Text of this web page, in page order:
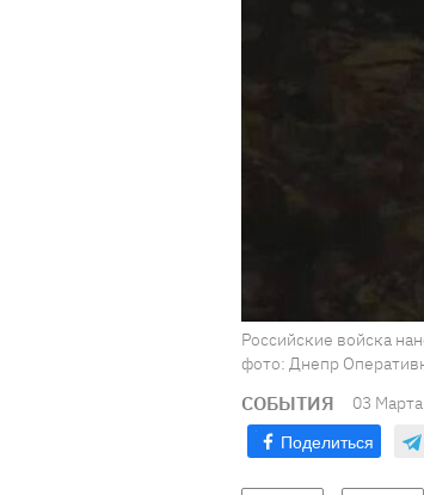
Российские войска
фото: Днепр
СОБЫТИЯ 03
Поделиться